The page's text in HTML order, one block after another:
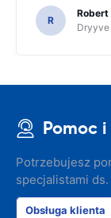
R
Robert
Dryyve
Pomoc
Potrzebujesz
specjalistami
Obsługa klienta